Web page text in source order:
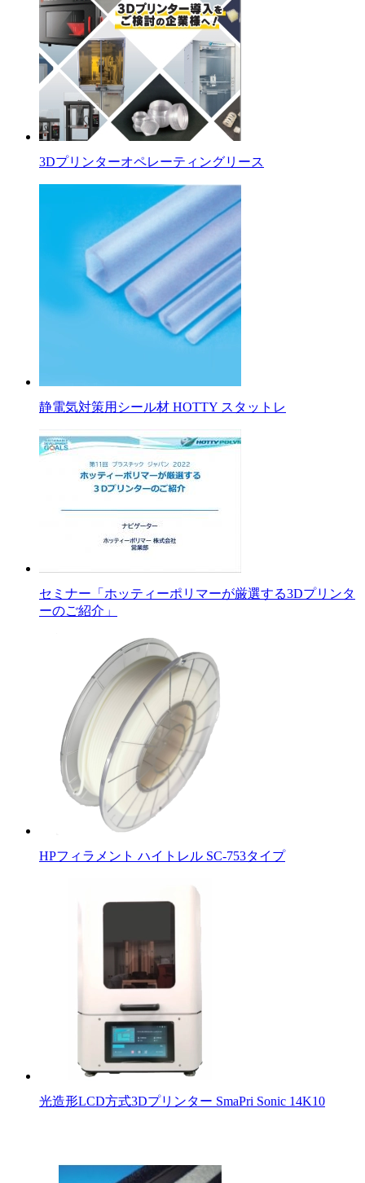
3Dプリンターオペレーティングリース
静電気対策用シール材 HOTTY スタットレ
セミナー「ホッティーポリマーが厳選する3Dプリンタ
ーのご紹介」
HPフィラメント ハイトレル SC-753タイプ
光造形LCD方式3Dプリンター SmaPri Sonic 14K10